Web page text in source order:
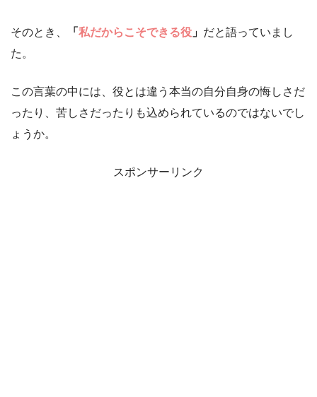
そのとき、 「 私だからこそできる役 」 だと語っていまし
た。
この言葉の中には、役とは違う本当の自分自身の悔しさだ
ったり、苦しさだったりも込められているのではないでし
ょうか。
スポンサーリンク